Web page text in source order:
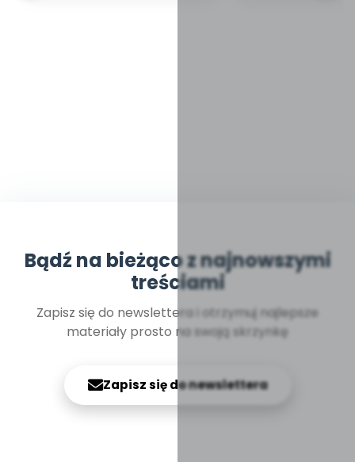
Bądź na bieżąco z najnowszymi
treściami
Zapisz się do newslettera i otrzymuj najlepsze
materiały prosto na swoją skrzynkę
Zapisz się do newslettera